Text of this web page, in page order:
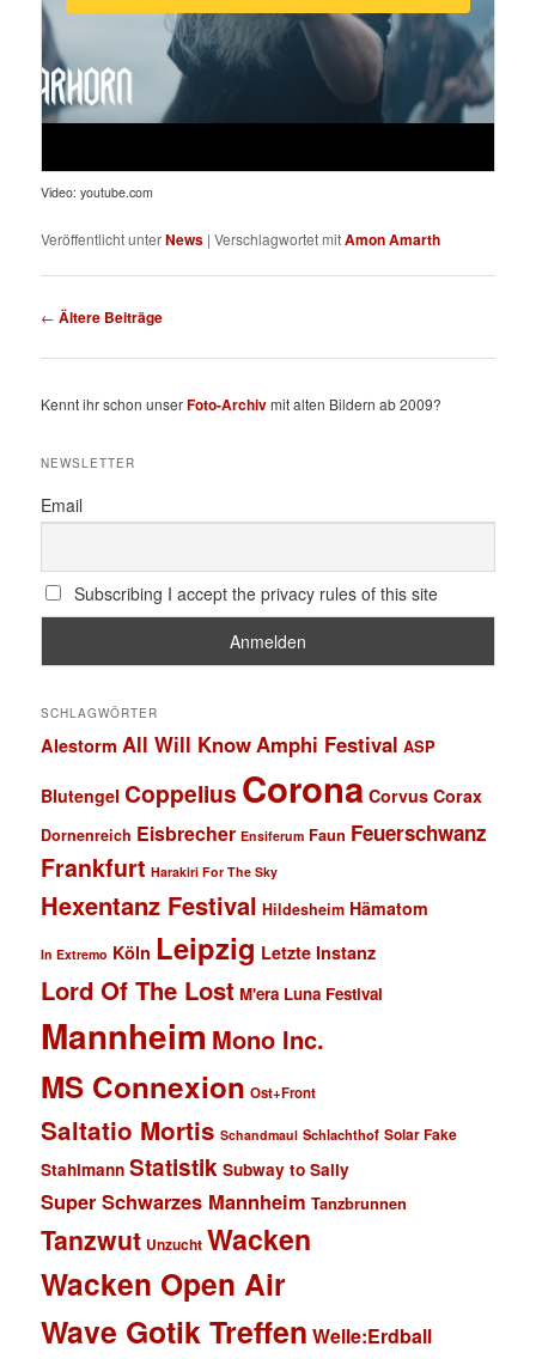
Video: youtube.com
Veröffentlicht unterNews |Verschlagwortet mitAmon Amarth
Beitragsnavigation
← Ältere Beiträge
Kennt ihr schon unserFoto-Archivmit alten Bildern ab 2009?
NEWSLETTER
Email
Subscribing I accept the privacy rules of this site
SCHLAGWÖRTER
Alestorm All Will KnowAmphi Festival ASP
Blutengel Coppelius Corona Corvus Corax
Dornenreich Eisbrecher Ensiferum Faun Feuerschwanz
Frankfurt Harakiri For The Sky
Hexentanz Festival Hildesheim Hämatom
In Extremo Köln Leipzig Letzte Instanz
Lord Of The Lost M'era Luna Festival
Mannheim Mono Inc.
MS Connexion Ost+Front
Saltatio Mortis Schandmaul Schlachthof Solar Fake
Stahlmann Statistik Subway to Sally
Super Schwarzes Mannheim Tanzbrunnen
Tanzwut Unzucht Wacken
Wacken Open Air
Wave Gotik Treffen Welle:Erdball